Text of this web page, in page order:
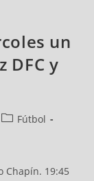
un
DFC y
Fútbol
Chapín. 19:45